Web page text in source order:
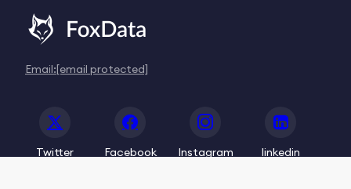
Email:[email protected]
Twitter Facebook Instagram linkedin